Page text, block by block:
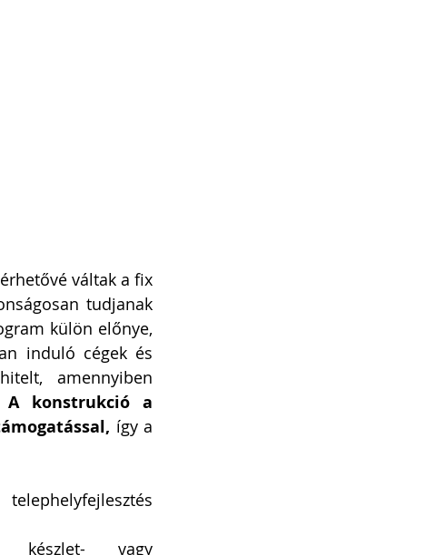
váltak a fix
tudjanak
külön előnye,
induló cégek és
amennyiben
A konstrukció a
így a
vagy